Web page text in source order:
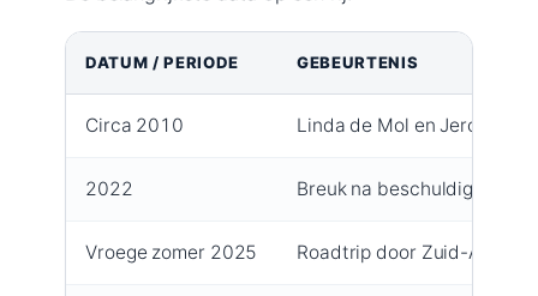
DATUM / PERIODE GEBEURTENIS
Circa 2010 Linda de Mol en Jeroen
2022 Breuk na beschuldigingen
Vroege zomer 2025 Roadtrip door Zuid-